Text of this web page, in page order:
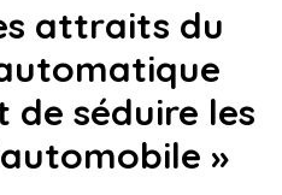
attraits du
de séduire les
»